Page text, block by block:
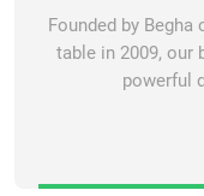
Founded by
table in 2009, our
powerful